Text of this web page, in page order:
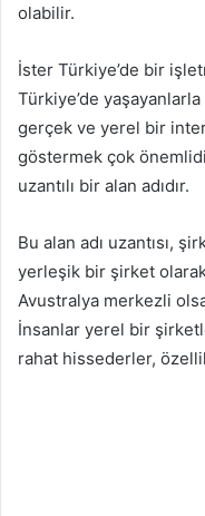
olabilir.
İster Türkiye’de bir
Türkiye’de
gerçek ve yerel bir
göstermek çok
uzantılı bir alan adıdır.
Bu alan adı uzantısı,
yerleşik bir şirket olarak
Avustralya merkezli
İnsanlar yerel bir
rahat hissederler,